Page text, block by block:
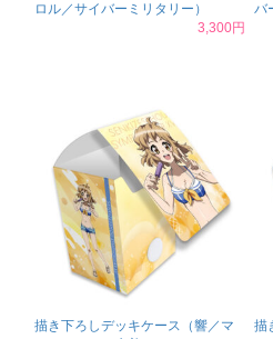
ロル／サイバーミリタリー）
3,300円
バ
描き下ろしデッキケース（響／マ
描